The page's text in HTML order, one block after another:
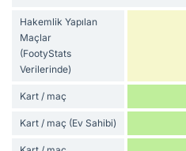
Hakemlik Yapılan
Maçlar
(FootyStats
Verilerinde)
Kart / maç
Kart / maç (Ev Sahibi)